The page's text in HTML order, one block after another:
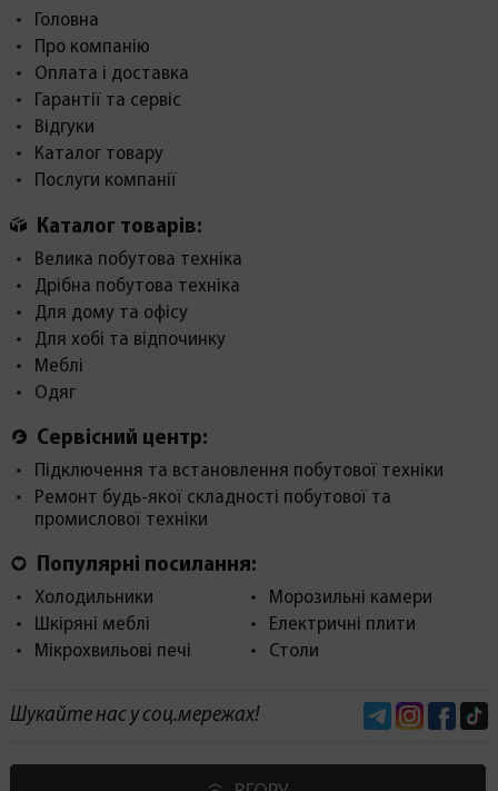
Головна
Про компанію
Оплата і доставка
Гарантії та сервіс
Відгуки
Каталог товару
Послуги компанії
Каталог товарів:
Велика побутова техніка
Дрібна побутова техніка
Для дому та офісу
Для хобі та відпочинку
Меблі
Одяг
Сервісний центр:
Підключення та встановлення побутової техніки
Ремонт будь-якої складності побутової та
промислової техніки
Популярні посилання:
Холодильники
Шкіряні меблі
Мікрохвильові печі
Морозильні камери
Електричні плити
Столи
Шукайте нас у соц.мережах! TelegramInstagram